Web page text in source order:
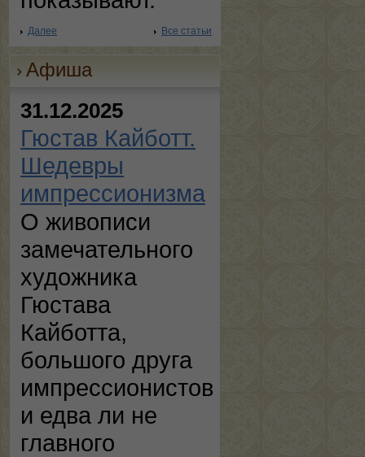
Далее Все статьи
Афиша
31.12.2025
Гюстав Кайботт.
Шедевры
импрессионизма
О живописи
замечательного
художника
Гюстава
Кайботта,
большого друга
импрессионистов
и едва ли не
главного